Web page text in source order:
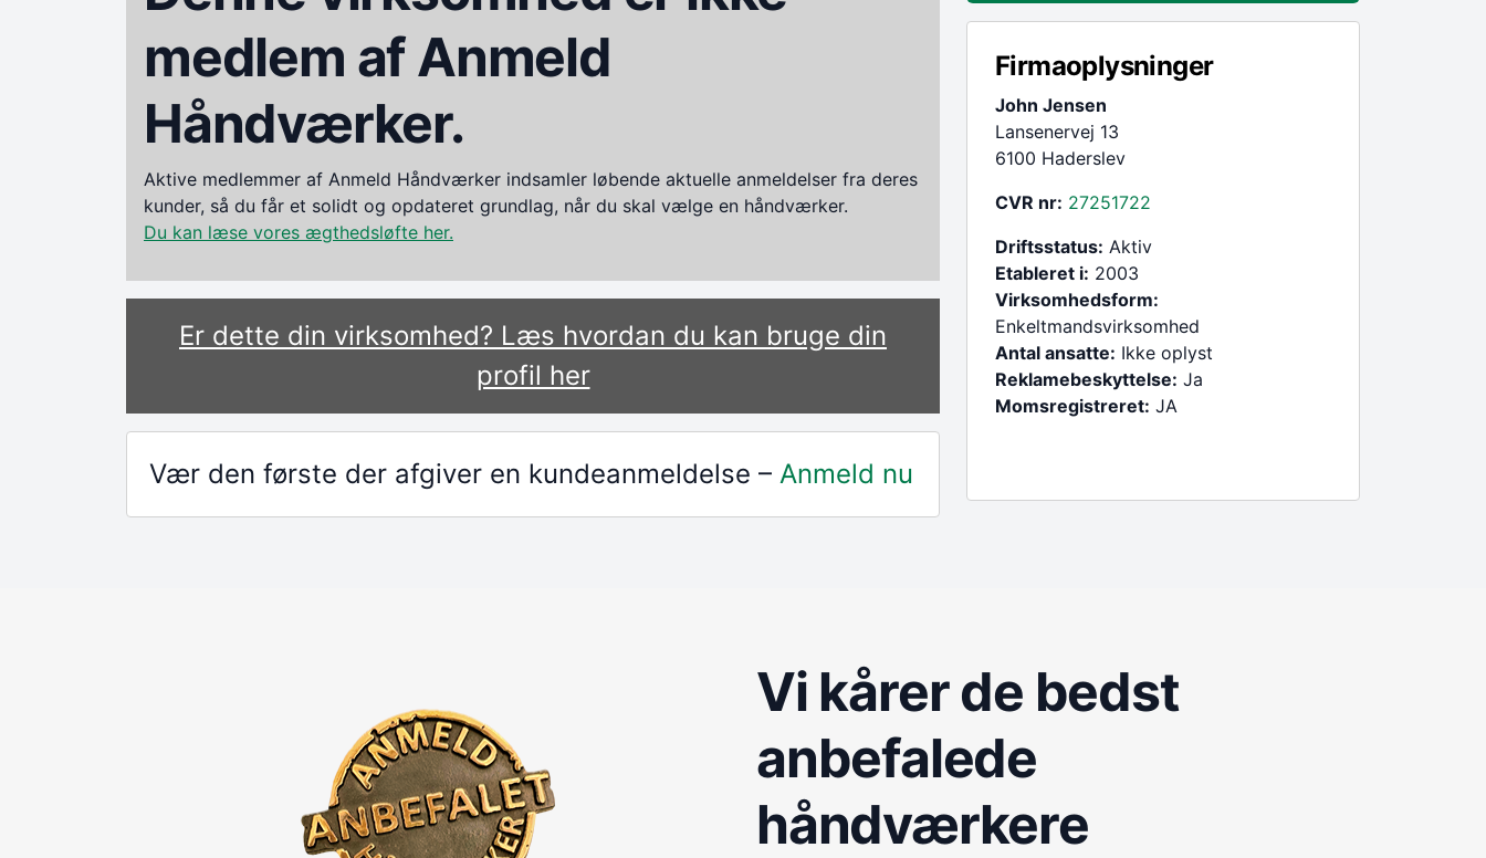
medlem af Anmeld
Håndværker.
Aktive medlemmer af Anmeld Håndværker indsamler løbende aktuelle anmeldelser fra deres
kunder, så du får et solidt og opdateret grundlag, når du skal vælge en håndværker.
Du kan læse vores ægthedsløfte her.
Er dette din virksomhed? Læs hvordan du kan bruge din
profil her
Vær den første der afgiver en kundeanmeldelse – Anmeld nu
Firmaoplysninger
John Jensen
Lansenervej 13
6100 Haderslev
CVR nr: 27251722
Driftsstatus: Aktiv
Etableret i: 2003
Virksomhedsform:
Enkeltmandsvirksomhed
Antal ansatte: Ikke oplyst
Reklamebeskyttelse: Ja
Momsregistreret: JA
Vi kårer de bedst
anbefalede
håndværkere